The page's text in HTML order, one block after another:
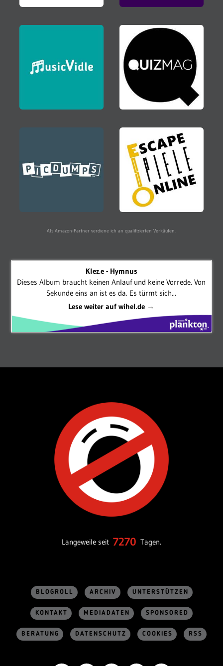
Als Amazon-Partner verdiene ich an qualifizierten Verkäufen.
Klez.e - Hymnus
Dieses Album braucht keinen Anlauf und keine Vorrede. Von
Sekunde eins an ist es da. Es türmt sich...
Lese weiter auf wihel.de →
Langeweile seit 7270 Tagen.
BLOGROLL ARCHIV UNTERSTÜTZEN
KONTAKT MEDIADATEN SPONSORED
BERATUNG DATENSCHUTZ COOKIES RSS